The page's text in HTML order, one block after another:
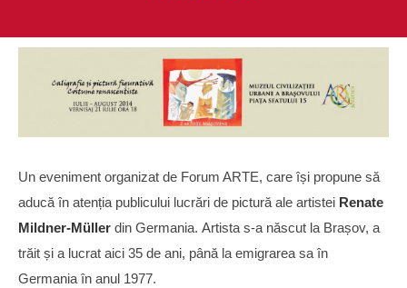
Un eveniment organizat de Forum ARTE, care își propune să
aducă în atenția publicului lucrări de pictură ale artistei Renate
Mildner-Müller din Germania. Artista s-a născut la Brașov, a
trăit și a lucrat aici 35 de ani, până la emigrarea sa în
Germania în anul 1977.